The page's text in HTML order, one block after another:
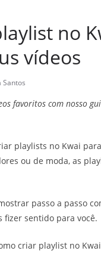
no
vídeos
Santos
favoritos com nosso
playlists no Kwai
ou de moda, as
passo a passo
fizer sentido para você.
criar playlist no